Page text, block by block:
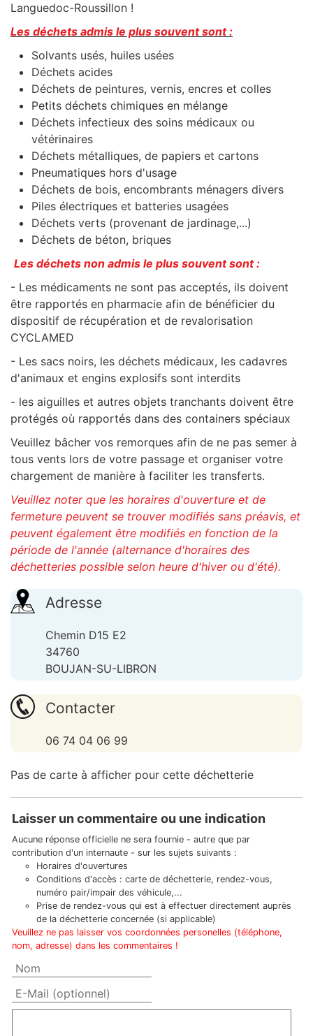
Languedoc-Roussillon !
Les déchets admis le plus souvent sont :
Solvants usés, huiles usées
Déchets acides
Déchets de peintures, vernis, encres et colles
Petits déchets chimiques en mélange
Déchets infectieux des soins médicaux ou
vétérinaires
Déchets métalliques, de papiers et cartons
Pneumatiques hors d'usage
Déchets de bois, encombrants ménagers divers
Piles électriques et batteries usagées
Déchets verts (provenant de jardinage,...)
Déchets de béton, briques
Les déchets non admis le plus souvent sont :
- Les médicaments ne sont pas acceptés, ils doivent
être rapportés en pharmacie afin de bénéficier du
dispositif de récupération et de revalorisation
CYCLAMED
- Les sacs noirs, les déchets médicaux, les cadavres
d'animaux et engins explosifs sont interdits
- les aiguilles et autres objets tranchants doivent être
protégés où rapportés dans des containers spéciaux
Veuillez bâcher vos remorques afin de ne pas semer à
tous vents lors de votre passage et organiser votre
chargement de manière à faciliter les transferts.
Veuillez noter que les horaires d'ouverture et de
fermeture peuvent se trouver modifiés sans préavis, et
peuvent également être modifiés en fonction de la
période de l'année (alternance d'horaires des
déchetteries possible selon heure d'hiver ou d'été).
Adresse
Chemin D15 E2
34760
BOUJAN-SU-LIBRON
Contacter
06 74 04 06 99
Pas de carte à afficher pour cette déchetterie
Laisser un commentaire ou une indication
Aucune réponse officielle ne sera fournie - autre que par
contribution d'un internaute - sur les sujets suivants :
Horaires d'ouvertures
Conditions d'accès : carte de déchetterie, rendez-vous,
numéro pair/impair des véhicule,...
Prise de rendez-vous qui est à effectuer directement auprès
de la déchetterie concernée (si applicable)
Veuillez ne pas laisser vos coordonnées personelles (téléphone,
nom, adresse) dans les commentaires !